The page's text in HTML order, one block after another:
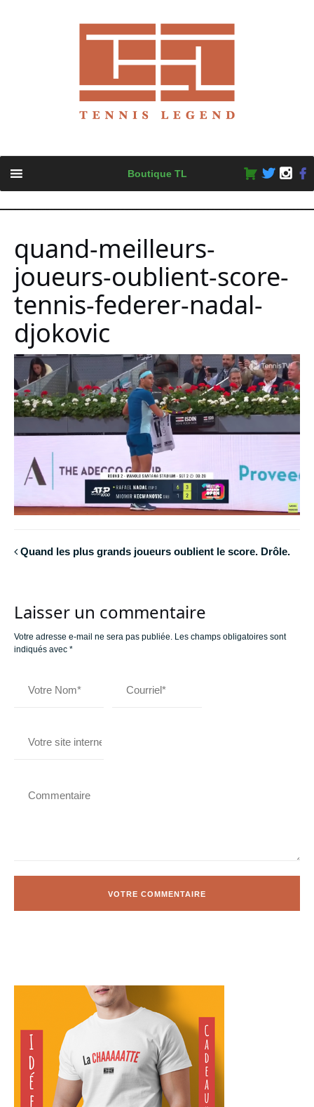
content
Boutique TL
quand-meilleurs-
joueurs-oublient-score-
tennis-federer-nadal-
djokovic
Quand les plus grands joueurs oublient le score. Drôle.
Laisser un commentaire
Votre adresse e-mail ne sera pas publiée. Les champs obligatoires sont
indiqués avec *